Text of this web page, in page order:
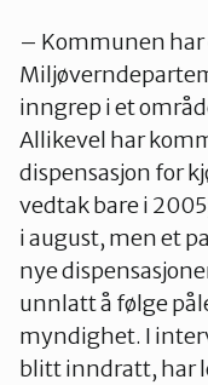
– Kommunen har
inngrep i et
Allikevel har
dispensasjon for
vedtak bare i
i august, men et
nye
unnlatt å følge
myndighet. I
blitt inndratt, har